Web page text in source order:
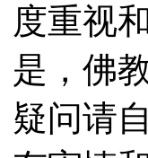
度重视
是，佛
疑问请